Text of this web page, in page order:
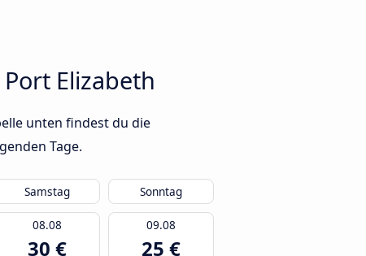
Elizabeth
unten findest du die
Tage.
Samstag Sonntag
08.08
30 €
09.08
25 €